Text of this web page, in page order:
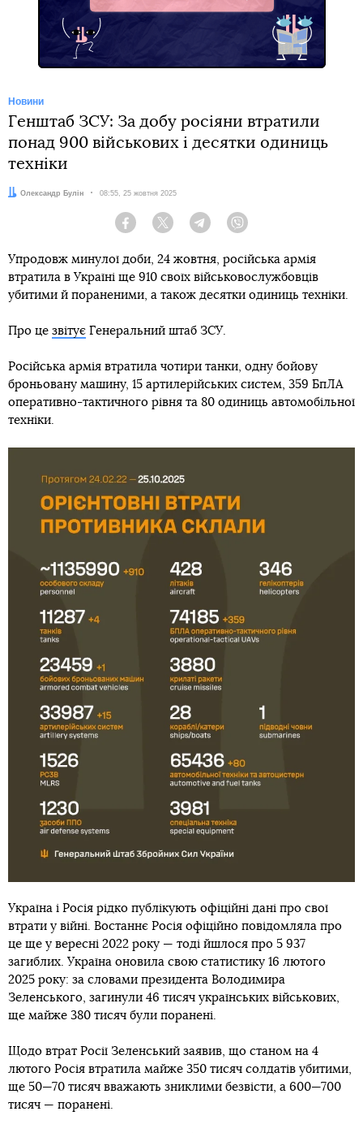
Новини
Генштаб ЗСУ: За добу росіяни втратили
понад 900 військових і десятки одиниць
техніки
Автор:
Олександр Булін Дата:
08:55, 25 жовтня 2025
Facebook Twitter Telegram
Упродовж минулої доби, 24 жовтня, російська армія
втратила в Україні ще 910 своїх військовослужбовців
убитими й пораненими, а також десятки одиниць техніки.
Про це звітує Генеральний штаб ЗСУ.
Російська армія втратила чотири танки, одну бойову
броньовану машину, 15 артилерійських систем, 359 БпЛА
оперативно-тактичного рівня та 80 одиниць автомобільної
техніки.
Україна і Росія рідко публікують офіційні дані про свої
втрати у війні. Востаннє Росія офіційно повідомляла про
це ще у вересні 2022 року — тоді йшлося про 5 937
загиблих. Україна оновила свою статистику 16 лютого
2025 року: за словами президента Володимира
Зеленського, загинули 46 тисяч українських військових,
ще майже 380 тисяч були поранені.
Щодо втрат Росії Зеленський заявив, що станом на 4
лютого Росія втратила майже 350 тисяч солдатів убитими,
ще 50—70 тисяч вважають зниклими безвісти, а 600—700
тисяч — поранені.